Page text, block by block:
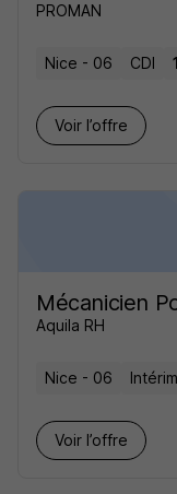
PROMAN
Nice - 06 CDI
Voir l’offre
Mécanicien
Aquila RH
Nice - 06 Intérim
Voir l’offre